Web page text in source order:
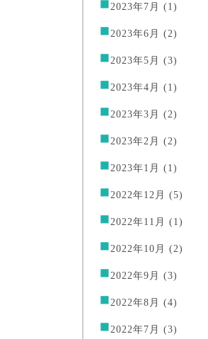
2023年7月 (1)
2023年6月 (2)
2023年5月 (3)
2023年4月 (1)
2023年3月 (2)
2023年2月 (2)
2023年1月 (1)
2022年12月 (5)
2022年11月 (1)
2022年10月 (2)
2022年9月 (3)
2022年8月 (4)
2022年7月 (3)